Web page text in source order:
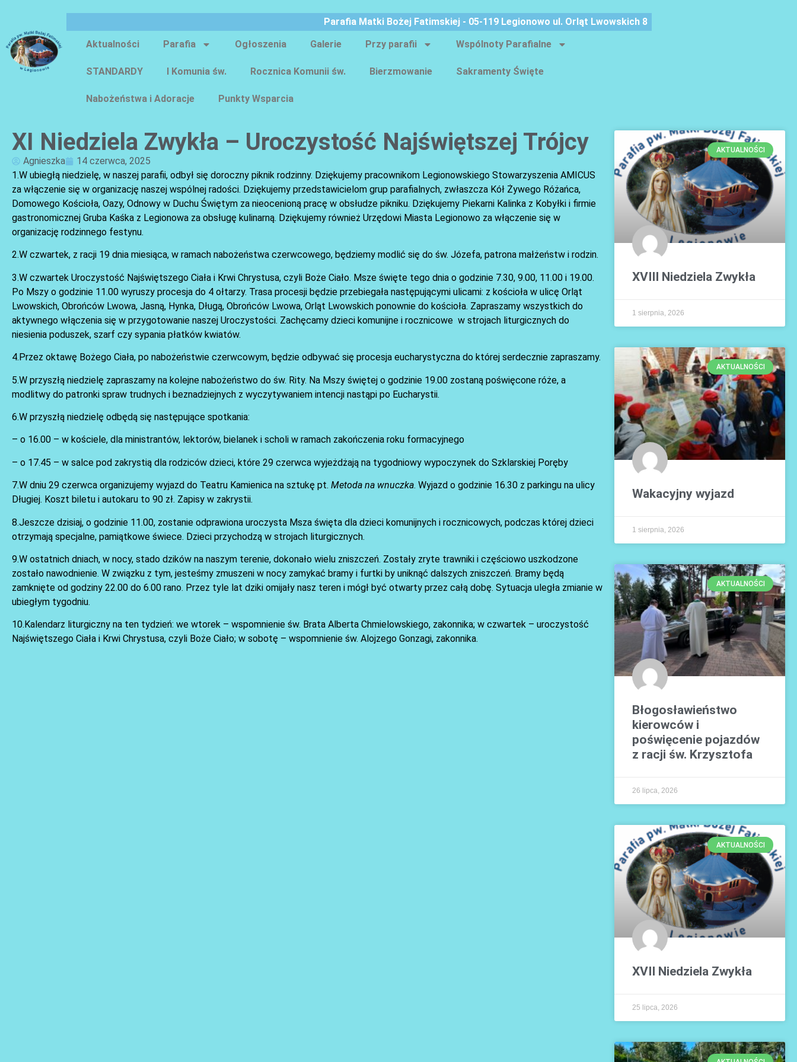
Parafia Matki Bożej Fatimskiej - 05-119 Legionowo ul. Orląt Lwowskich 8
Aktualności
Parafia Ogłoszenia Galerie Przy parafii Wspólnoty Parafialne
STANDARDY I Komunia św. Rocznica Komunii św. Bierzmowanie Sakramenty Święte
Nabożeństwa i Adoracje Punkty Wsparcia
XI Niedziela Zwykła – Uroczystość Najświętszej Trójcy
Agnieszka
14 czerwca, 2025
1.W ubiegłą niedzielę, w naszej parafii, odbył się doroczny piknik rodzinny. Dziękujemy pracownikom Legionowskiego Stowarzyszenia AMICUS
za włączenie się w organizację naszej wspólnej radości. Dziękujemy przedstawicielom grup parafialnych, zwłaszcza Kół Żywego Różańca,
Domowego Kościoła, Oazy, Odnowy w Duchu Świętym za nieocenioną pracę w obsłudze pikniku. Dziękujemy Piekarni Kalinka z Kobyłki i firmie
gastronomicznej Gruba Kaśka z Legionowa za obsługę kulinarną. Dziękujemy również Urzędowi Miasta Legionowo za włączenie się w
organizację rodzinnego festynu.
2.W czwartek, z racji 19 dnia miesiąca, w ramach nabożeństwa czerwcowego, będziemy modlić się do św. Józefa, patrona małżeństw i rodzin.
3.W czwartek Uroczystość Najświętszego Ciała i Krwi Chrystusa, czyli Boże Ciało. Msze święte tego dnia o godzinie 7.30, 9.00, 11.00 i 19.00.
Po Mszy o godzinie 11.00 wyruszy procesja do 4 ołtarzy. Trasa procesji będzie przebiegała następującymi ulicami: z kościoła w ulicę Orląt
Lwowskich, Obrońców Lwowa, Jasną, Hynka, Długą, Obrońców Lwowa, Orląt Lwowskich ponownie do kościoła. Zapraszamy wszystkich do
aktywnego włączenia się w przygotowanie naszej Uroczystości. Zachęcamy dzieci komunijne i rocznicowe w strojach liturgicznych do
niesienia poduszek, szarf czy sypania płatków kwiatów.
4.Przez oktawę Bożego Ciała, po nabożeństwie czerwcowym, będzie odbywać się procesja eucharystyczna do której serdecznie zapraszamy.
5.W przyszłą niedzielę zapraszamy na kolejne nabożeństwo do św. Rity. Na Mszy świętej o godzinie 19.00 zostaną poświęcone róże, a
modlitwy do patronki spraw trudnych i beznadziejnych z wyczytywaniem intencji nastąpi po Eucharystii.
6.W przyszłą niedzielę odbędą się następujące spotkania:
– o 16.00 – w kościele, dla ministrantów, lektorów, bielanek i scholi w ramach zakończenia roku formacyjnego
– o 17.45 – w salce pod zakrystią dla rodziców dzieci, które 29 czerwca wyjeżdżają na tygodniowy wypoczynek do Szklarskiej Poręby
7.W dniu 29 czerwca organizujemy wyjazd do Teatru Kamienica na sztukę pt. Metoda na wnuczka. Wyjazd o godzinie 16.30 z parkingu na ulicy
Długiej. Koszt biletu i autokaru to 90 zł. Zapisy w zakrystii.
8.Jeszcze dzisiaj, o godzinie 11.00, zostanie odprawiona uroczysta Msza święta dla dzieci komunijnych i rocznicowych, podczas której dzieci
otrzymają specjalne, pamiątkowe świece. Dzieci przychodzą w strojach liturgicznych.
9.W ostatnich dniach, w nocy, stado dzików na naszym terenie, dokonało wielu zniszczeń. Zostały zryte trawniki i częściowo uszkodzone
zostało nawodnienie. W związku z tym, jesteśmy zmuszeni w nocy zamykać bramy i furtki by uniknąć dalszych zniszczeń. Bramy będą
zamknięte od godziny 22.00 do 6.00 rano. Przez tyle lat dziki omijały nasz teren i mógł być otwarty przez całą dobę. Sytuacja uległa zmianie w
ubiegłym tygodniu.
10.Kalendarz liturgiczny na ten tydzień: we wtorek – wspomnienie św. Brata Alberta Chmielowskiego, zakonnika; w czwartek – uroczystość
Najświętszego Ciała i Krwi Chrystusa, czyli Boże Ciało; w sobotę – wspomnienie św. Alojzego Gonzagi, zakonnika.
AKTUALNOŚCI
XVIII Niedziela Zwykła
1 sierpnia, 2026
AKTUALNOŚCI
Wakacyjny wyjazd
1 sierpnia, 2026
AKTUALNOŚCI
Błogosławieństwo
kierowców i
poświęcenie pojazdów
z racji św. Krzysztofa
26 lipca, 2026
AKTUALNOŚCI
XVII Niedziela Zwykła
25 lipca, 2026